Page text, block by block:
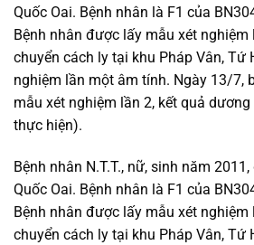
Quốc Oai. Bệnh nhân là F1 của
Bệnh nhân được lấy mẫu xét
chuyển cách ly tại khu Pháp Vân, Tứ
nghiệm lần một âm tính. Ngày 13/7,
mẫu xét nghiệm lần 2, kết quả dương
thực hiện).
Bệnh nhân N.T.T., nữ, sinh năm
Quốc Oai. Bệnh nhân là F1 của
Bệnh nhân được lấy mẫu xét
chuyển cách ly tại khu Pháp Vân, Tứ